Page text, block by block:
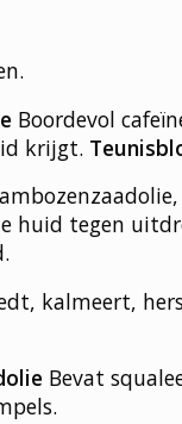
Boordevol
krijgt.
huid tegen
kalmeert,
Bevat